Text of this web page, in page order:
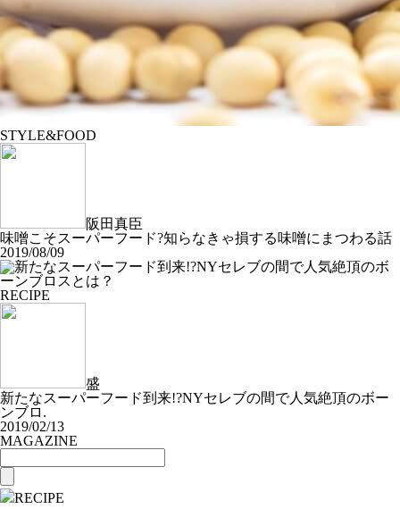
STYLE&FOOD
阪田真臣
味噌こそスーパーフード?知らなきゃ損する味噌にまつわる話
2019/08/09
RECIPE
盛
新たなスーパーフード到来!?NYセレブの間で人気絶頂のボー
ンブロ.
2019/02/13
MAGAZINE
RECIPE